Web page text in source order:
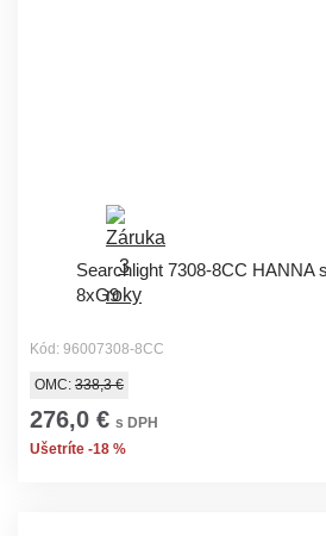
Searchlight 7308-8CC HANNA
8xG9
Kód: 96007308-8CC
OMC: 338,3 €
276,0 € s DPH
Ušetríte -18 %